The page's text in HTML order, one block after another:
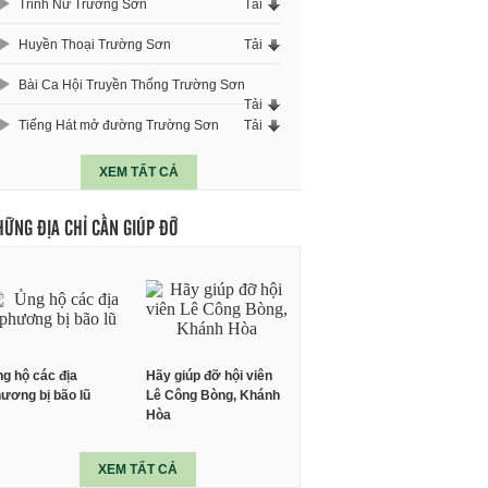
Trinh Nữ Trường Sơn Tải
Huyền Thoại Trường Sơn Tải
Bài Ca Hội Truyền Thống Trường Sơn
Tải
Tiếng Hát mở đường Trường Sơn
Tải
XEM TẤT CẢ
ĐỊA CHỈ CẦN GIÚP ĐỠ
hộ các địa
bị bão lũ
Hãy giúp đỡ hội viên
Lê Công Bòng, Khánh
Hòa
XEM TẤT CẢ